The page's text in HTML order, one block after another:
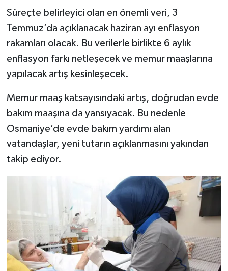
Süreçte belirleyici olan en önemli veri, 3
Temmuz’da açıklanacak haziran ayı enflasyon
rakamları olacak. Bu verilerle birlikte 6 aylık
enflasyon farkı netleşecek ve memur maaşlarına
yapılacak artış kesinleşecek.
Memur maaş katsayısındaki artış, doğrudan evde
bakım maaşına da yansıyacak. Bu nedenle
Osmaniye’de evde bakım yardımı alan
vatandaşlar, yeni tutarın açıklanmasını yakından
takip ediyor.